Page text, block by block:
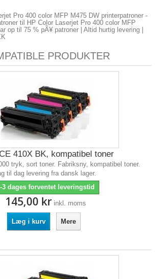
Pro 400 color MFP M475 DW printerpatroner -
til HP Color Laserjet Pro 400 color MFP
op til 75 % pÃ¥ patroner | Altid hurtig levering |
PRODUKTER
410X BK, kompatibel toner
tryk, sort toner. Fabriksny, kompatibel toner.
til dag levering fra dansk lager.
3 dages forventet leveringstid
145,00 kr inkl. moms
Læg i kurv Mere